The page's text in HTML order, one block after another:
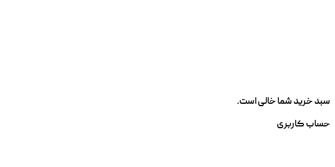
سبد خرید شما خالی است.
حساب کاربری